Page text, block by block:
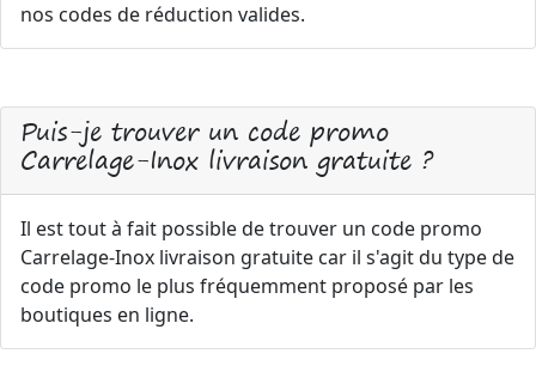
nos codes de réduction valides.
Puis-je trouver un code promo
Carrelage-Inox livraison gratuite ?
Il est tout à fait possible de trouver un code promo
Carrelage-Inox livraison gratuite car il s'agit du type de
code promo le plus fréquemment proposé par les
boutiques en ligne.